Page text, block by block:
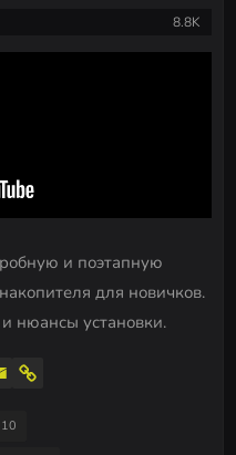
8.8K
и поэтапную
для новичков.
нюансы установки.